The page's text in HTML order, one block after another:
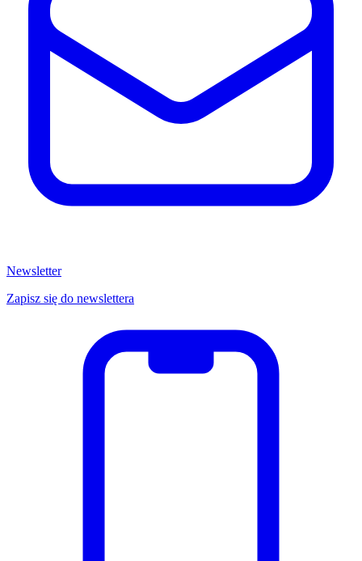
Newsletter
Zapisz się do newslettera